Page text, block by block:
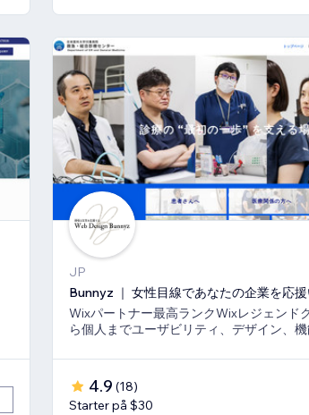
JP
Bunnyz ｜ 女性目線であなたの企業を応
Wixパートナー最高ランクWixレジェンド
ら個人までユーザビリティ、デザイン、
4.9 (18)
Starter på $30